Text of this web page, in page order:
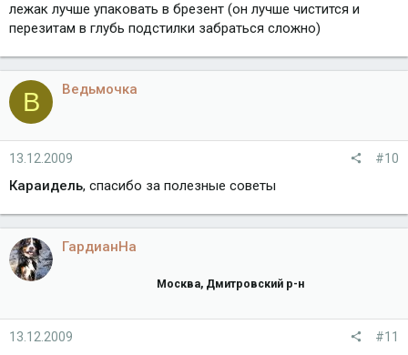
лежак лучше упаковать в брезент (он лучше чистится и
перезитам в глубь подстилки забраться сложно)
В Ведьмочка
13.12.2009 #10
Караидель, спасибо за полезные советы
ГардианНа
Москва, Дмитровский р-н
13.12.2009 #11